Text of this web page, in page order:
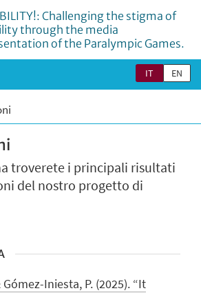
Challenging the stigma of
through the media
of the Paralympic Games.
IT EN
troverete i principali risultati
del nostro progetto di
Iniesta, P. (2025). “It